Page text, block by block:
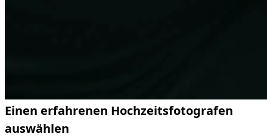
Einen erfahrenen Hochzeitsfotografen
auswählen